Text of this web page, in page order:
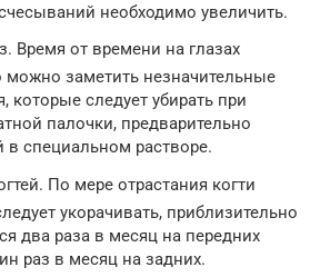
необходимо увеличить.
Время от времени на глазах
можно заметить незначительные
которые следует убирать при
палочки, предварительно
в специальном растворе.
По мере отрастания когти
укорачивать, приблизительно
два раза в месяц на передних
раз в месяц на задних.